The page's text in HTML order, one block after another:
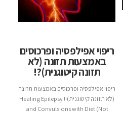
ריפוי אפילפסיה ופרכוסים
באמצעות תזונה (לא
תזונה קיטוגנית)?!
ריפוי אפילפסיה ופרכוסים באמצעות תזונה
(לא תזונה קיטוגנית)!! Healing Epilepsy
and Convulsions with Diet (Not